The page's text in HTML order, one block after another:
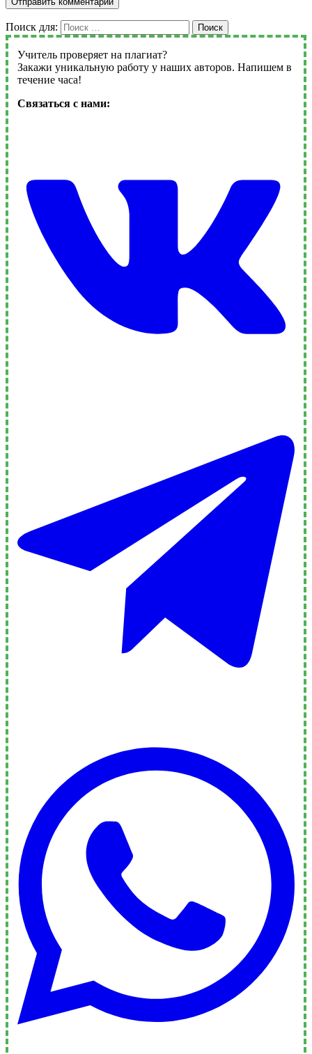
Поиск для: Поиск
Учитель проверяет на плагиат?
Закажи уникальную работу у наших авторов. Напишем в
течение часа!
Связаться с нами: